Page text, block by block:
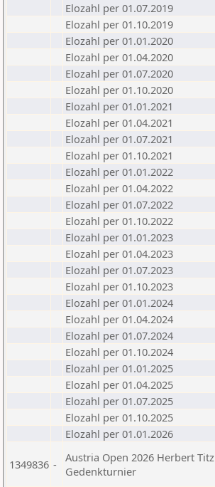
Elozahl per 01.07.2019
Elozahl per 01.10.2019
Elozahl per 01.01.2020
Elozahl per 01.04.2020
Elozahl per 01.07.2020
Elozahl per 01.10.2020
Elozahl per 01.01.2021
Elozahl per 01.04.2021
Elozahl per 01.07.2021
Elozahl per 01.10.2021
Elozahl per 01.01.2022
Elozahl per 01.04.2022
Elozahl per 01.07.2022
Elozahl per 01.10.2022
Elozahl per 01.01.2023
Elozahl per 01.04.2023
Elozahl per 01.07.2023
Elozahl per 01.10.2023
Elozahl per 01.01.2024
Elozahl per 01.04.2024
Elozahl per 01.07.2024
Elozahl per 01.10.2024
Elozahl per 01.01.2025
Elozahl per 01.04.2025
Elozahl per 01.07.2025
Elozahl per 01.10.2025
Elozahl per 01.01.2026
1349836 -
Austria Open 2026 Herbert Titz
Gedenkturnier